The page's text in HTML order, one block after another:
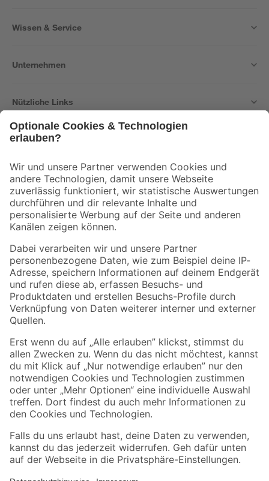
Wissen & Service
Unternehmen
Nützliche Links
Der toom Newsletter: Keine Angebote und Aktionen mehr verpassen!
Zur Newsletter Anmeldung
Folge uns
Zahlungsarten Versandarten
Sicher einkaufen
Jetzt die toom-App herunterladen
Alle Preisangaben in EUR inkl. gesetzl. MwSt.. Die dargestellten Angebote sind unter
Umständen nicht in allen Märkten verfügbar. Die angegebenen Verfügbarkeiten beziehen
Produkte nur solange der Vorrat reicht.